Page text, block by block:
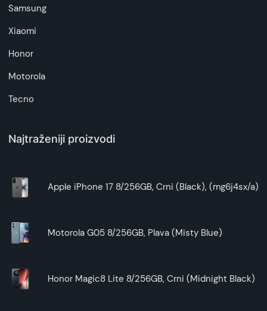
Samsung
Xiaomi
Honor
Motorola
Tecno
Najtraženiji proizvodi
Apple iPhone 17 8/256GB, Crni (Black), (mg6j4sx/a)
Motorola G05 8/256GB, Plava (Misty Blue)
Honor Magic8 Lite 8/256GB, Crni (Midnight Black)